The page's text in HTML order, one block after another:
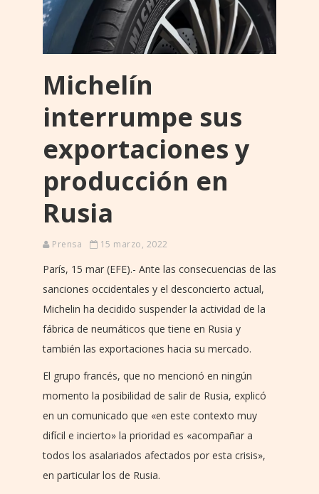
Michelín
interrumpe sus
exportaciones y
producción en
Rusia
Prensa 15 marzo, 2022
París, 15 mar (EFE).- Ante las consecuencias de las
sanciones occidentales y el desconcierto actual,
Michelin ha decidido suspender la actividad de la
fábrica de neumáticos que tiene en Rusia y
también las exportaciones hacia su mercado.
El grupo francés, que no mencionó en ningún
momento la posibilidad de salir de Rusia, explicó
en un comunicado que «en este contexto muy
difícil e incierto» la prioridad es «acompañar a
todos los asalariados afectados por esta crisis»,
en particular los de Rusia.